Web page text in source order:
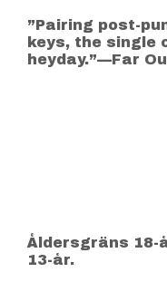
”Pairing post-
keys, the single
heyday.”—Far
Åldersgräns 18-
13-år.